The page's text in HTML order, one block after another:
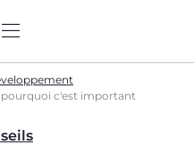
c'est important